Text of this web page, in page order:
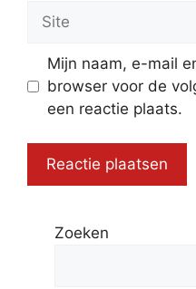
Mijn naam, e-mail
browser voor de
een reactie plaats.
Zoeken